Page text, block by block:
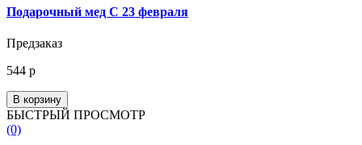
Подарочный мед С 23 февраля
Предзаказ
544 р
В корзину
БЫСТРЫЙ ПРОСМОТР
(0)